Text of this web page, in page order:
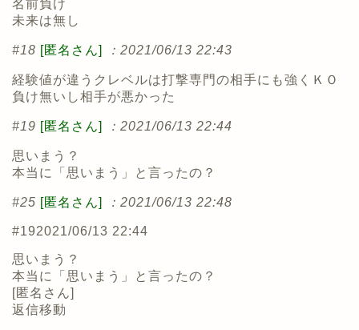
名前負け
未来は無し
#18 [匿名さん] ：2021/06/13 22:43
経験値が違うクレベルは打撃専門の相手にも強くＫＯ
負け無いし相手が悪かった
#19 [匿名さん] ：2021/06/13 22:44
思いまう？
本当に「思いまう」と言ったの？
#25 [匿名さん] ：2021/06/13 22:48
#192021/06/13 22:44
思いまう？
本当に「思いまう」と言ったの？
[匿名さん]
返信移動